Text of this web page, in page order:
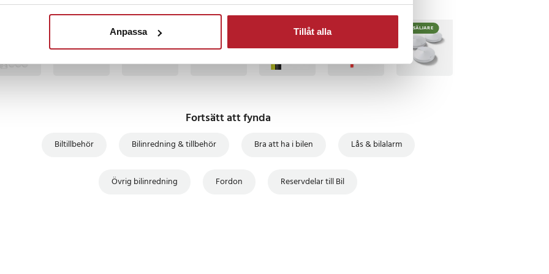
Anpassa Tillåt alla
BÄSTSÄLJARE BÄSTSÄLJARE BÄSTSÄLJARE
Fortsätt att fynda
Biltillbehör Bilinredning & tillbehör Bra att ha i bilen Lås & bilalarm
Övrig bilinredning Fordon Reservdelar till Bil